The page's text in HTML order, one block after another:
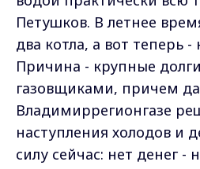
Петушков. В летнее
два котла, а вот теперь -
Причина - крупные
газовщиками, причем
Владимиррегионгазе
наступления холодов и
силу сейчас: нет денег -